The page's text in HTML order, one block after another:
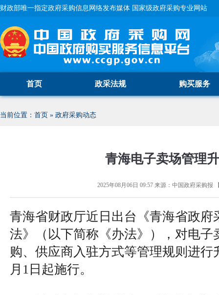
财政部唯一指定政府采购信息网络发布媒体 国家级政府采购专业网站
首页 政采法规 购买服务
当前位置： 首页 » 政府采购动态
青海电子卖场管理
2025年08月06日 09:57来源： 中国政府采购报
青海省财政厅近日出台《青海省政府
法》（以下简称《办法》），对电子
购、供应商入驻方式等管理规则进行
月1日起施行。